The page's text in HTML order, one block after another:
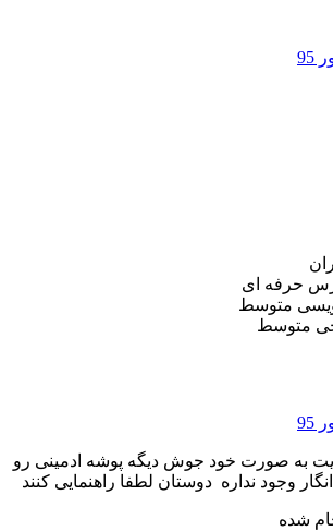
حرفه ای
متوسط
متوسط
به صورت خود جوش دیگه پوشه ادمینی رو
وجود نداره دوستان لطفا راهنمایی کنند
شده